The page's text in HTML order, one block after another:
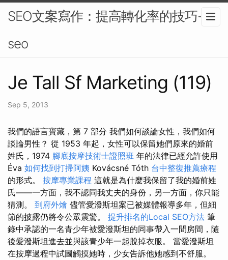
SEO文案寫作：提高轉化率的技巧-
seo
Je Tall Sf Marketing (119)
Sep 5, 2013
我們的語言寶藏，第 7 部分 我們如何談論女性，我們如何
談論男性？ 從 1953 年起，女性可以保留她們原來的婚前
姓氏，1974 腳底按摩技術士證照班 年的法律已經允許使用
Éva 如何找到打掃阿姨 Kovácsné Tóth 台中整復推薦療程
的形式。 按摩專業課程 這就是為什麼我保留了我的婚前姓
氏——一方面，我不認同我丈夫的身份，另一方面，你只能
猜測。 到府外燴 儘管愛潑斯坦案已被媒體報導多年，但細
節的披露仍將令公眾震驚。 提升排名的Local SEO方法 筆
錄中承認的一名青少年被愛潑斯坦的同事帶入一間房間，隨
後愛潑斯坦進去並與該青少年一起脫掉衣服。 當愛潑斯坦
在按摩過程中試圖觸摸她時，少女告訴他她感到不舒服。